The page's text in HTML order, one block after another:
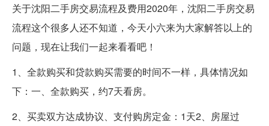
关于沈阳二手房交易流程及费用2020年，沈阳二手房交易
流程这个很多人还不知道，今天小六来为大家解答以上的
问题，现在让我们一起来看看吧！
1、全款购买和贷款购买需要的时间不一样，具体情况如
下：一、全款购买，约7天看房。
2、买卖双方达成协议、支付购房定金：1天2、房屋过